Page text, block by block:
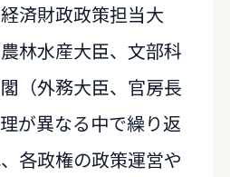
済財政政策担当大
林水産大臣、文部科
（外務大臣、官房長
が異なる中で繰り返
各政権の政策運営や